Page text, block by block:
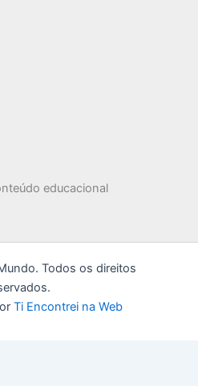
educacional
Todos os direitos
Ti Encontrei na Web